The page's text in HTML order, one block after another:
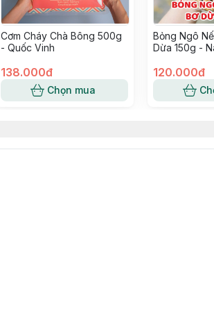
Cơm Cháy Chà Bông 500g
- Quốc Vinh
138.000đ
Chọn mua
Bỏng Ngô
Dừa 150g -
120.000đ